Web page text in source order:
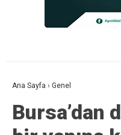
Ana Sayfa › Genel
Bursa’dan